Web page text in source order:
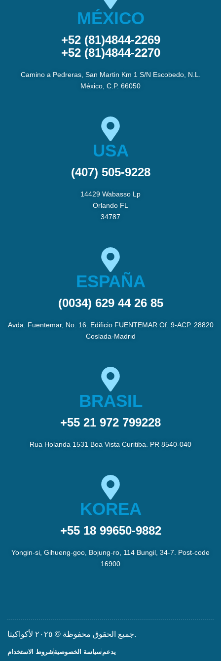
MÉXICO
+52 (81)4844-2269
+52 (81)4844-2270
Camino a Pedreras, San Martin Km 1 S/N Escobedo, N.L.
México, C.P. 66050
USA
(407) 505-9228
14429 Wabasso Lp
Orlando FL
34787
ESPAÑA
(0034) 629 44 26 85
Avda. Fuentemar, No. 16. Edificio FUENTEMAR Of. 9-ACP. 28820
Coslada-Madrid
BRASIL
+55 21 972 799228
Rua Holanda 1531 Boa Vista Curitiba. PR 8540-040
KOREA
+55 18 99650-9882
Yongin-si, Gihueng-goo, Bojung-ro, 114 Bungil, 34-7. Post-code
16900
جميع الحقوق محفوظة © ٢٠٢٥ لأكواكيتا.
شروط الاستخدامسياسة الخصوصيةيدعم